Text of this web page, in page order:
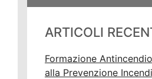
ARTICOLI
Formazione
alla Prevenzione